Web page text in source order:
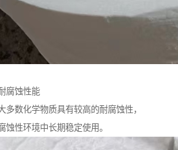
腐蚀性能
多数化学物质具有较高的耐腐蚀性，
蚀性环境中长期稳定使用。